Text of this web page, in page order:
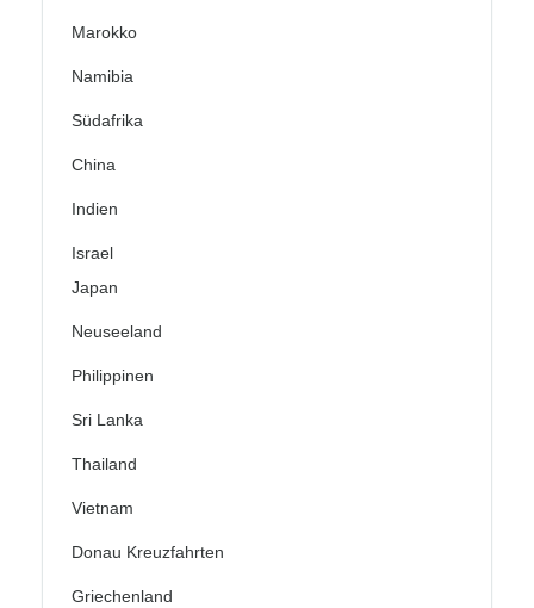
Marokko
Namibia
Südafrika
China
Indien
Israel
Japan
Neuseeland
Philippinen
Sri Lanka
Thailand
Vietnam
Donau Kreuzfahrten
Griechenland